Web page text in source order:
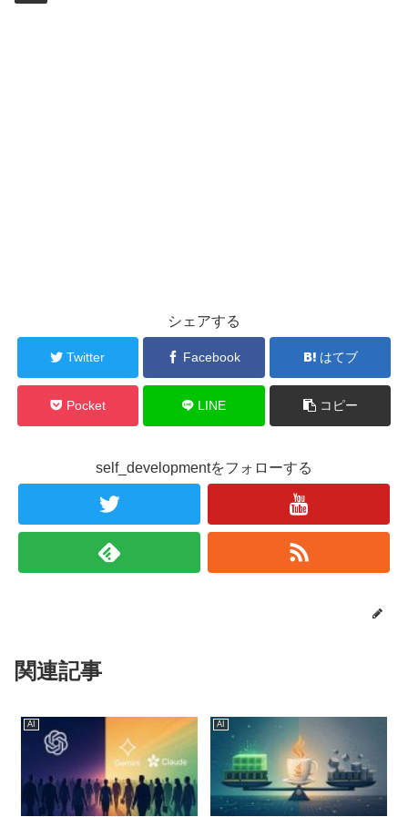
シェアする
Twitter Facebook はてブ
Pocket LINE コピー
self_developmentをフォローする
関連記事
AI AI